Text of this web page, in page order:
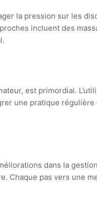
la pression sur les
incluent des
est primordial.
une pratique régulière
dans la
Chaque pas vers une